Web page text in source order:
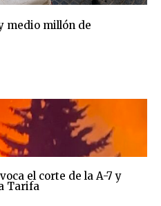
medio millón de
el corte de la A-7 y
Tarifa